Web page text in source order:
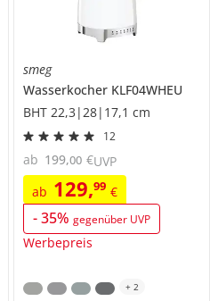
smeg
Wasserkocher KLF04WHEU
BHT 22,3|28|17,1 cm
12
ab 129,99 €
-35% gegenüber UVP
Werbepreis
ab 199,00 €UVP
+ 2